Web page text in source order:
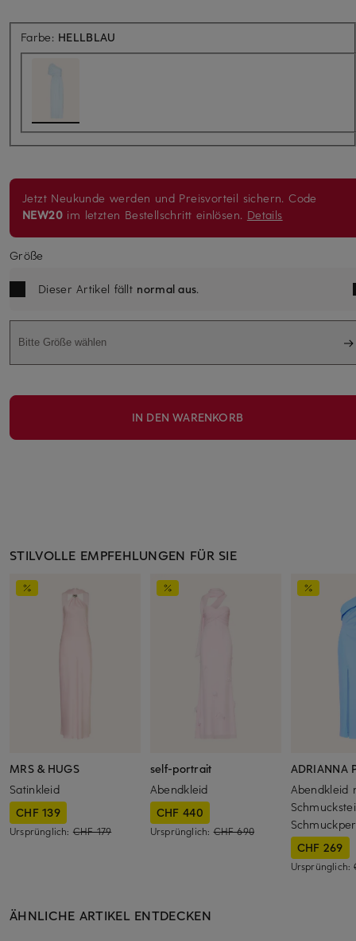
Farbe: HELLBLAU
Jetzt Neukunde werden und Preisvorteil sichern. Code
NEW20 im letzten Bestellschritt einlösen. Details
Größe
Dieser Artikel fällt normal aus.
Bitte Größe wählen
IN DEN WARENKORB
STILVOLLE EMPFEHLUNGEN FÜR SIE
MRS & HUGS
Satinkleid
CHF 139
Ursprünglich: CHF 179
self-portrait
Abendkleid
CHF 440
Ursprünglich:CHF 690
ADRIANNA
Abendkleid
CHF 269
Ursprünglich:
ÄHNLICHE ARTIKEL ENTDECKEN